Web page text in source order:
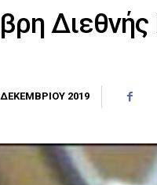
ΔΕΚΕΜΒΡΊΟΥ 2019